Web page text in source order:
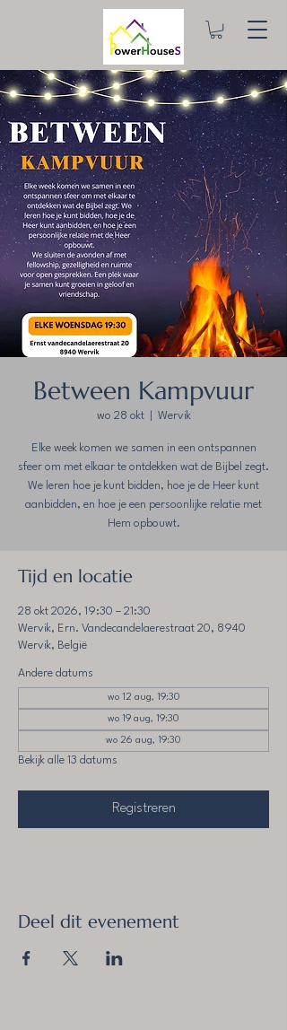
Between Kampvuur
wo 28 okt
  |
Wervik
Elke week komen we samen in een ontspannen
sfeer om met elkaar te ontdekken wat de Bijbel zegt.
We leren hoe je kunt bidden, hoe je de Heer kunt
aanbidden, en hoe je een persoonlijke relatie met
Hem opbouwt.
Tijd en locatie
28 okt 2026, 19:30 – 21:30
Wervik, Ern. Vandecandelaerestraat 20, 8940
Wervik, België
Andere datums
wo 12 aug, 19:30
wo 19 aug, 19:30
wo 26 aug, 19:30
Bekijk alle 13 datums
Registreren
Deel dit evenement